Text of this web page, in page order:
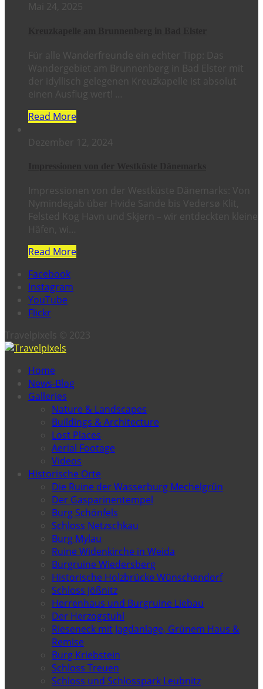
Mai 24, 2025
Für alle Wanderfreunde ein echter Tipp: Das
Wandergebiet am Brunnenberg in Bad Elster mit
der idyllisch gelegenen Kreuzkapelle ist absolut
einen Ausflug wert! …
Read More
Dezember 12, 2024
Impressionen von der Westküste Dänemarks: Von
Nymindegab über Hvide Sande bis Vedersø Klit,
Felsted Kog Havn und Skjern – wir entdeckten kleine
Häfen, wi…
Read More
Facebook
Instagram
YouTube
Flickr
Travelpixels © 2023
Home
News-Blog
Galleries
Nature & Landscapes
Buildings & Architecture
Lost Places
Aerial Footage
Videos
Historische Orte
Die Ruine der Wasserburg Mechelgrün
Der Gasparinentempel
Burg Schönfels
Schloss Netzschkau
Burg Mylau
Ruine Widenkirche in Weida
Burgruine Wiedersberg
Historische Holzbrücke Wünschendorf
Schloss Jößnitz
Herrenhaus und Burgruine Liebau
Der Herzogstuhl
Rieseneck mit Jagdanlage, Grünem Haus &
Remise
Burg Kriebstein
Schloss Treuen
Schloss und Schlosspark Leubnitz